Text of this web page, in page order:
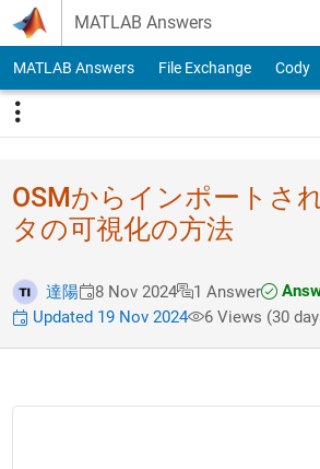
Skip to content
MATLAB Answers
MATLAB Answers File Exchange Cody
OSMからインポート​さ
タの可​視化の方法
達陽 8 Nov 2024 1 Answer
Updated 19 Nov 2024
6 Views (30